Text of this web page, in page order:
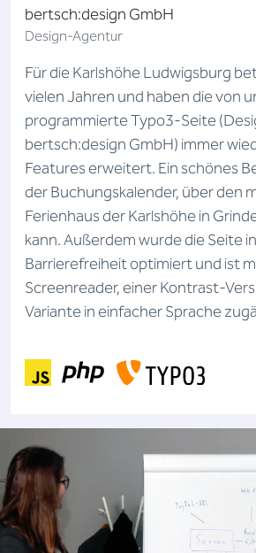
bertsch:design GmbH
Design-Agentur
Für die Karlshöhe Ludwigsburg
vielen Jahren und haben die von
programmierte Typo3-Seite
bertsch:design GmbH) immer
Features erweitert. Ein schönes
der Buchungskalender, über den
Ferienhaus der Karlshöhe in
kann. Außerdem wurde die Seite
Barrierefreiheit optimiert und ist
Screenreader, einer Kontrast-
Variante in einfacher Sprache